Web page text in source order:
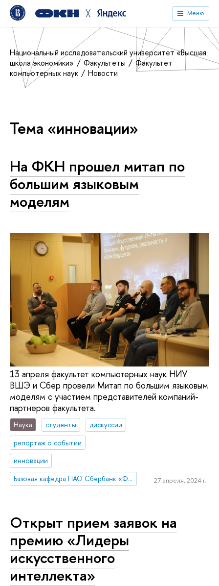
╳ Меню
Национальный исследовательский университет «Высшая
школа экономики»
Факультеты
Факультет
компьютерных наук
Новости
Тема «инновации»
На ФКН прошел митап по
большим языковым
моделям
13 апреля факультет компьютерных наук НИУ
ВШЭ и Сбер провели Митап по большим языковым
моделям с участием представителей компаний-
партнеров факультета.
Наука студенты
дискуссии
репортаж о событии
инновации
Базовая кафедра ПАО Сбербанк «Финансовые технологии и анализ данных»
27 апреля, 2024 г.
Открыт прием заявок на
премию «Лидеры
искусственного
интеллекта»